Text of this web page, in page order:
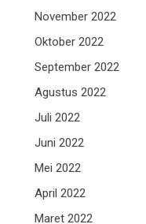
November 2022
Oktober 2022
September 2022
Agustus 2022
Juli 2022
Juni 2022
Mei 2022
April 2022
Maret 2022